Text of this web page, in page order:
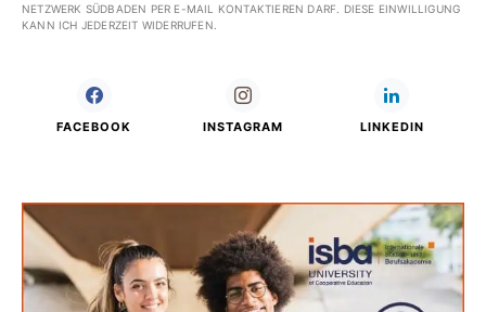
NETZWERK SÜDBADEN PER E-MAIL KONTAKTIEREN DARF. DIESE EINWILLIGUNG
KANN ICH JEDERZEIT WIDERRUFEN.
FACEBOOK INSTAGRAM LINKEDIN